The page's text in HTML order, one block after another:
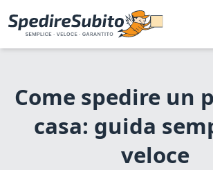
Come spedire un
casa: guida
veloce